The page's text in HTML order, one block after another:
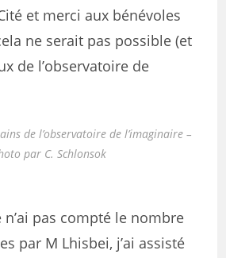
et merci aux bénévoles
ne serait pas possible (et
de l’observatoire de
de l’observatoire de l’imaginaire –
par C. Schlonsok
n’ai pas compté le nombre
par M Lhisbei, j’ai assisté